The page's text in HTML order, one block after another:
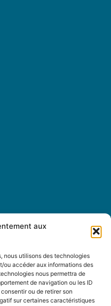
aux
nous utilisons des technologies
ou accéder aux informations des
nous permettra de
de navigation ou les ID
ou de retirer son
sur certaines caractéristiques